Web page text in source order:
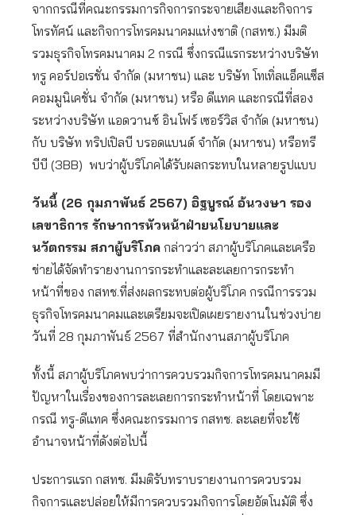
จากกรณีที่คณะกรรมการกิจการกระจายเสียงและกิจการ
โทรทัศน์ และกิจการโทรคมนาคมแห่งชาติ (กสทช.) มีมติ
รวมธุรกิจโทรคมนาคม 2 กรณี ซึ่งกรณีแรกระหว่างบริษัท
ทรู คอร์ปอเรชั่น จำกัด (มหาชน) และ บริษัท โทเทิ่ลแอ็คแซ็ส
คอมมูนิเคชั่น จำกัด (มหาชน) หรือ ดีแทค และกรณีที่สอง
ระหว่างบริษัท แอดวานซ์ อินโฟร์ เซอร์วิส จำกัด (มหาชน)
กับ บริษัท ทริปเปิลบี บรอดแบนด์ จำกัด (มหาชน) หรือทรี
บีบี (3BB) พบว่าผู้บริโภคได้รับผลกระทบในหลายรูปแบบ
วันนี้ (26 กุมภาพันธ์ 2567) อิฐบูรณ์ อ้นวงษา รอง
เลขาธิการ รักษาการหัวหน้าฝ่ายนโยบายและ
นวัตกรรม สภาผู้บริโภค กล่าวว่า สภาผู้บริโภคและเครือ
ข่ายได้จัดทำรายงานการกระทำและละเลยการกระทำ
หน้าที่ของ กสทช.ที่ส่งผลกระทบต่อผู้บริโภค กรณีการรวม
ธุรกิจโทรคมนาคมและเตรียมจะเปิดเผยรายงานในช่วงบ่าย
วันที่ 28 กุมภาพันธ์ 2567 ที่สำนักงานสภาผู้บริโภค
ทั้งนี้ สภาผู้บริโภคพบว่าการควบรวมกิจการโทรคมนาคมมี
ปัญหาในเรื่องของการละเลยการกระทำหน้าที่ โดยเฉพาะ
กรณี ทรู-ดีแทค ซึ่งคณะกรรมการ กสทช. ละเลยที่จะใช้
อำนาจหน้าที่ดังต่อไปนี้
ประการแรก กสทช. มีมติรับทราบรายงานการควบรวม
กิจการและปล่อยให้มีการควบรวมกิจการโดยอัตโนมัติ ซึ่ง